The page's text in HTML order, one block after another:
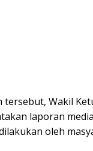
Wakil
laporan
oleh